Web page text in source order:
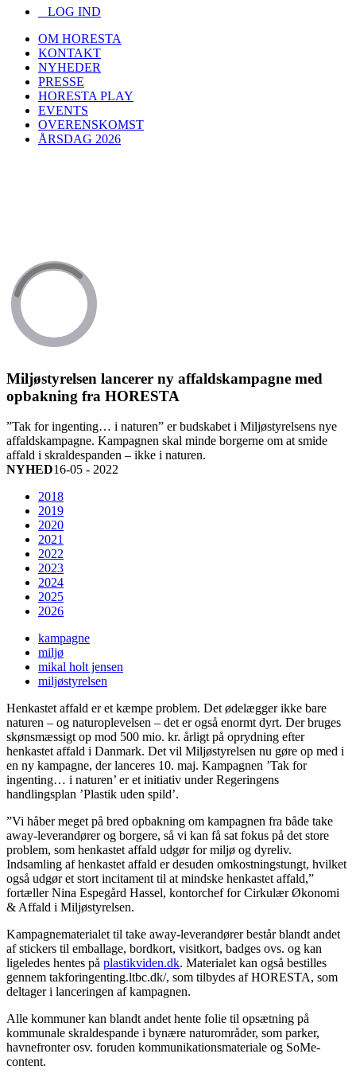
LOG IND
OM HORESTA
KONTAKT
NYHEDER
PRESSE
HORESTA PLAY
EVENTS
OVERENSKOMST
ÅRSDAG 2026
Miljøstyrelsen lancerer ny affaldskampagne med
opbakning fra HORESTA
”Tak for ingenting… i naturen” er budskabet i Miljøstyrelsens nye
affaldskampagne. Kampagnen skal minde borgerne om at smide
affald i skraldespanden – ikke i naturen.
NYHED16-05 - 2022
2018
2019
2020
2021
2022
2023
2024
2025
2026
kampagne
miljø
mikal holt jensen
miljøstyrelsen
Henkastet affald er et kæmpe problem. Det ødelægger ikke bare
naturen – og naturoplevelsen – det er også enormt dyrt. Der bruges
skønsmæssigt op mod 500 mio. kr. årligt på oprydning efter
henkastet affald i Danmark. Det vil Miljøstyrelsen nu gøre op med i
en ny kampagne, der lanceres 10. maj. Kampagnen ’Tak for
ingenting… i naturen’ er et initiativ under Regeringens
handlingsplan ’Plastik uden spild’.
”Vi håber meget på bred opbakning om kampagnen fra både take
away-leverandører og borgere, så vi kan få sat fokus på det store
problem, som henkastet affald udgør for miljø og dyreliv.
Indsamling af henkastet affald er desuden omkostningstungt, hvilket
også udgør et stort incitament til at mindske henkastet affald,”
fortæller Nina Espegård Hassel, kontorchef for Cirkulær Økonomi
& Affald i Miljøstyrelsen.
Kampagnematerialet til take away-leverandører består blandt andet
af stickers til emballage, bordkort, visitkort, badges ovs. og kan
ligeledes hentes på plastikviden.dk. Materialet kan også bestilles
gennem takforingenting.ltbc.dk/, som tilbydes af HORESTA, som
deltager i lanceringen af kampagnen.
Alle kommuner kan blandt andet hente folie til opsætning på
kommunale skraldespande i bynære naturområder, som parker,
havnefronter osv. foruden kommunikationsmateriale og SoMe-
content.